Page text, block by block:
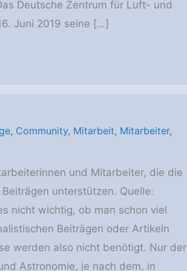
Deutsche Zentrum für Luft- und
Juni 2019 seine […]
, Community, Mitarbeit, Mitarbeiter,
und Mitarbeiter, die die
unterstützen. Quelle:
nicht wichtig, ob man schon viel
Beiträgen oder Artikeln
werden also nicht benötigt. Nur der
Astronomie, je nach dem, in